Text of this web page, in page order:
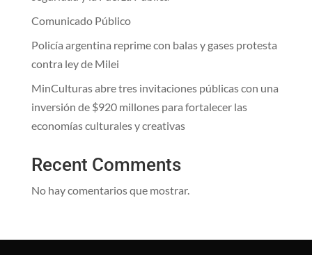
Comunicado Público
Policía argentina reprime con balas y gases protesta
contra ley de Milei
MinCulturas abre tres invitaciones públicas con una
inversión de $920 millones para fortalecer las
economías culturales y creativas
Recent Comments
No hay comentarios que mostrar.